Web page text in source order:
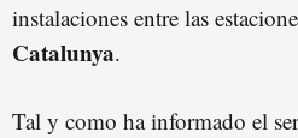
instalaciones entre las
Catalunya.
Tal y como ha informado el